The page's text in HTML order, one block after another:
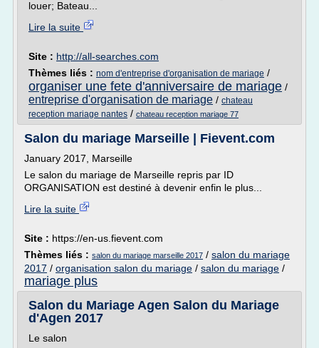
louer; Bateau...
Lire la suite
Site : http://all-searches.com
Thèmes liés : nom d'entreprise d'organisation de mariage /
organiser une fete d'anniversaire de mariage /
entreprise d'organisation de mariage / chateau
reception mariage nantes / chateau reception mariage 77
Salon du mariage Marseille | Fievent.com
January 2017, Marseille
Le salon du mariage de Marseille repris par ID
ORGANISATION est destiné à devenir enfin le plus...
Lire la suite
Site : https://en-us.fievent.com
Thèmes liés : salon du mariage marseille 2017 / salon du mariage
2017 / organisation salon du mariage / salon du mariage /
mariage plus
Salon du Mariage Agen Salon du Mariage
d'Agen 2017
Le salon